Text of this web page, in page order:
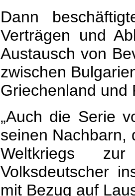
Dann
Verträgen und
Austausch von
zwischen
Griechenland und
„Auch die Serie
seinen Nachbarn,
Weltkriegs zur
Volksdeutscher
mit Bezug auf